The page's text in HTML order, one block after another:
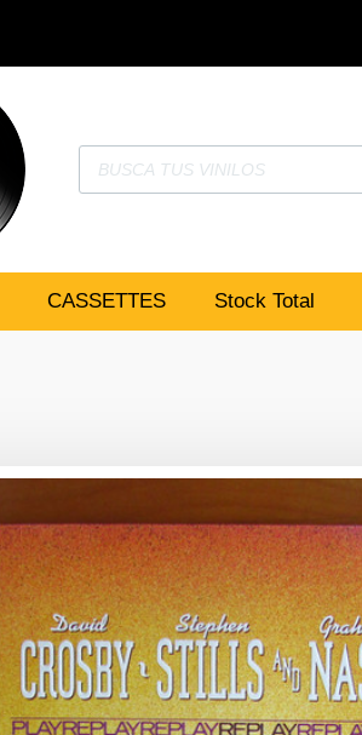
CASSETTES Stock Total